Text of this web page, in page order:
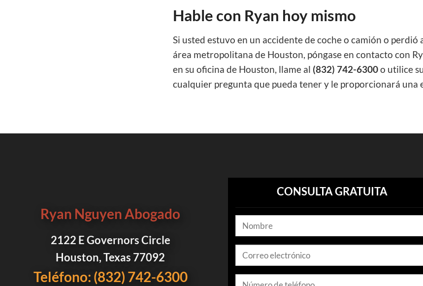
Hable con Ryan hoy mismo
Si usted estuvo en un accidente de coche o camión o
área metropolitana de Houston, póngase en contacto con
en su oficina de Houston, llame al (832) 742-6300o utilice
cualquier pregunta que pueda tener y le proporcionará una
Ryan Nguyen Abogado
2122 E Governors Circle
Houston, Texas 77092
Teléfono: (832) 742-6300
CONSULTA GRATUITA